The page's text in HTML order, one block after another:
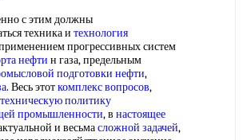
с этим должны
техника и технология
прогрессивных систем
нефти н газа, предельным
подготовки нефти,
. Весь этоткомплекс вопросов,
техническую политику
промышленности, в настоящее
и весьмасложной задачей,